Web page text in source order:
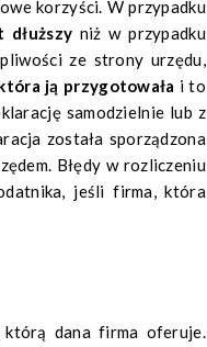
korzyści. W przypadku
niż w przypadku
ze strony urzędu,
ją przygotowała i to
samodzielnie lub z
została sporządzona
Błędy w rozliczeniu
jeśli firma, która
którą dana firma oferuje.